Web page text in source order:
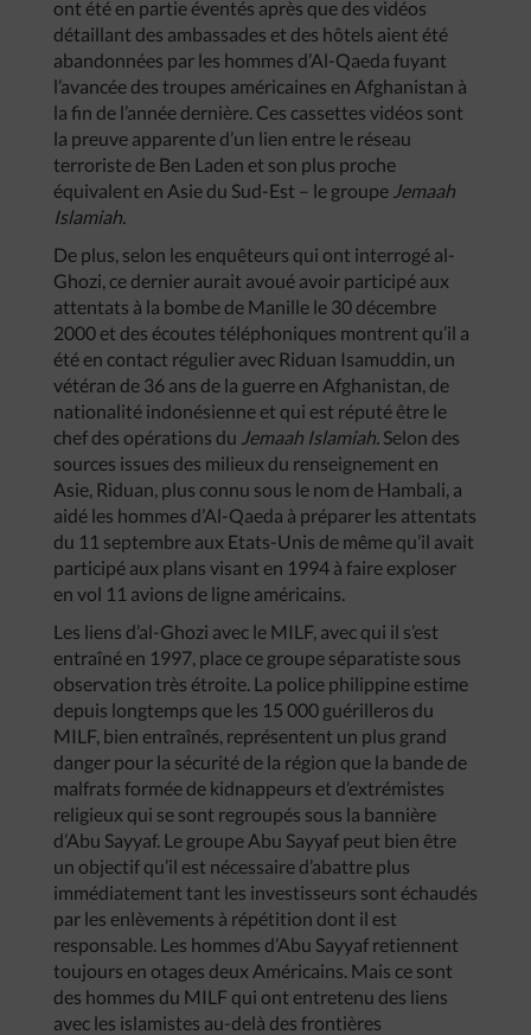
ont été en partie éventés après que des vidéos
détaillant des ambassades et des hôtels aient été
abandonnées par les hommes d’Al-Qaeda fuyant
l’avancée des troupes américaines en Afghanistan à
la fin de l’année dernière. Ces cassettes vidéos sont
la preuve apparente d’un lien entre le réseau
terroriste de Ben Laden et son plus proche
équivalent en Asie du Sud-Est – le groupe Jemaah
Islamiah.
De plus, selon les enquêteurs qui ont interrogé al-
Ghozi, ce dernier aurait avoué avoir participé aux
attentats à la bombe de Manille le 30 décembre
2000 et des écoutes téléphoniques montrent qu’il a
été en contact régulier avec Riduan Isamuddin, un
vétéran de 36 ans de la guerre en Afghanistan, de
nationalité indonésienne et qui est réputé être le
chef des opérations du Jemaah Islamiah. Selon des
sources issues des milieux du renseignement en
Asie, Riduan, plus connu sous le nom de Hambali, a
aidé les hommes d’Al-Qaeda à préparer les attentats
du 11 septembre aux Etats-Unis de même qu’il avait
participé aux plans visant en 1994 à faire exploser
en vol 11 avions de ligne américains.
Les liens d’al-Ghozi avec le MILF, avec qui il s’est
entraîné en 1997, place ce groupe séparatiste sous
observation très étroite. La police philippine estime
depuis longtemps que les 15 000 guérilleros du
MILF, bien entraînés, représentent un plus grand
danger pour la sécurité de la région que la bande de
malfrats formée de kidnappeurs et d’extrémistes
religieux qui se sont regroupés sous la bannière
d’Abu Sayyaf. Le groupe Abu Sayyaf peut bien être
un objectif qu’il est nécessaire d’abattre plus
immédiatement tant les investisseurs sont échaudés
par les enlèvements à répétition dont il est
responsable. Les hommes d’Abu Sayyaf retiennent
toujours en otages deux Américains. Mais ce sont
des hommes du MILF qui ont entretenu des liens
avec les islamistes au-delà des frontières